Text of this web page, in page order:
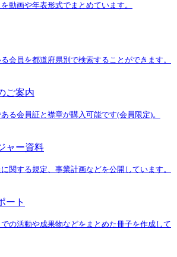
動画や年表形式でまとめています。
会員を都道府県別で検索することができます。
ご案内
る会員証と襟章が購入可能です(会員限定)。
ャー資料
関する規定、事業計画などを公開しています。
ート
の活動や成果物などをまとめた冊子を作成して